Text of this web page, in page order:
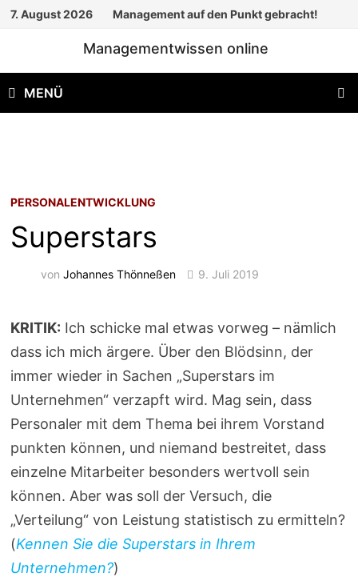
Zum
7. August 2026 Management auf den Punkt gebracht!
Managementwissen online
MENÜ
PERSONALENTWICKLUNG
Superstars
vonJohannes Thönneßen 9. Juli 2019
KRITIK: Ich schicke mal etwas vorweg – nämlich
dass ich mich ärgere. Über den Blödsinn, der
immer wieder in Sachen „Superstars im
Unternehmen“ verzapft wird. Mag sein, dass
Personaler mit dem Thema bei ihrem Vorstand
punkten können, und niemand bestreitet, dass
einzelne Mitarbeiter besonders wertvoll sein
können. Aber was soll der Versuch, die
„Verteilung“ von Leistung statistisch zu ermitteln?
(Kennen Sie die Superstars in Ihrem
Unternehmen?)